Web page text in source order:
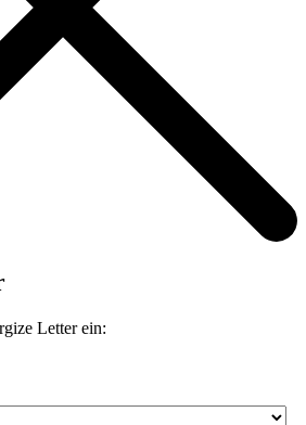
Letter ein: